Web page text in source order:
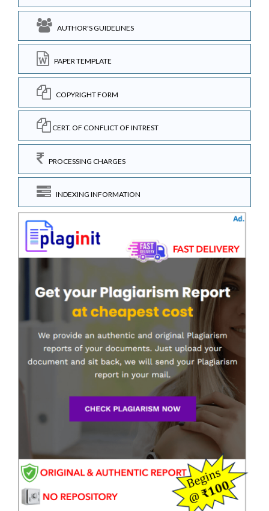
AUTHOR'S GUIDELINES
PAPER TEMPLATE
COPYRIGHT FORM
CERT. OF CONFLICT OF INTREST
PROCESSING CHARGES
INDEXING INFORMATION